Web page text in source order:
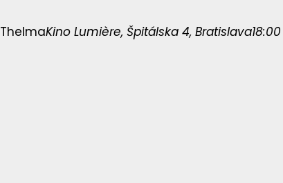
ThelmaKino Lumière, Špitálska 4, Bratislava